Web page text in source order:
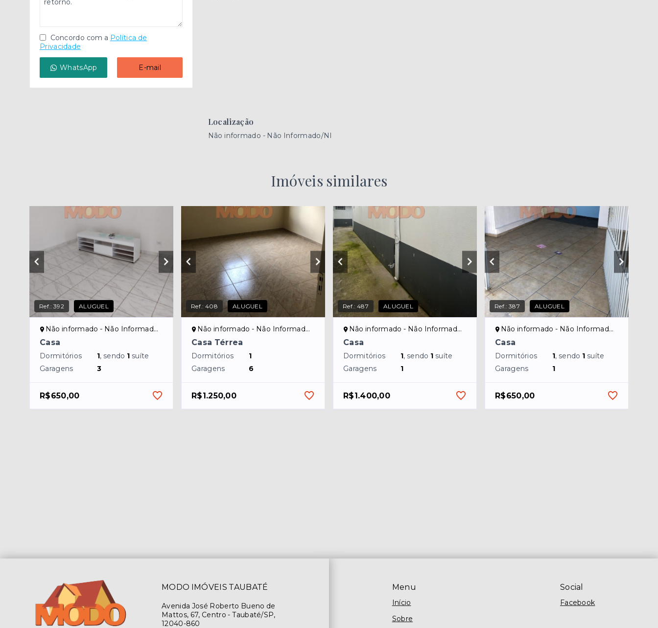
Localização
Não informado - Não Informado/NI
Concordo com a Política de
Privacidade
WhatsApp E-mail
Imóveis similares
Ref.:392 ALUGUEL
Não informado - Não Informado/NI
Casa
Dormitórios 1, sendo 1 suíte
Garagens
3
R$650,00
Ref.:408 ALUGUEL
Não informado - Não Informado/NI
Casa Térrea
Dormitórios
1
Garagens
6
R$1.250,00
Ref.:487 ALUGUEL
Não informado - Não Informado/NI
Casa
Dormitórios 1, sendo 1 suíte
Garagens
1
R$1.400,00
Ref.:387 ALUGUEL
Não informado - Não Informado/NI
Casa
Dormitórios 1, sendo 1 suíte
Garagens
1
R$650,00
Menu
Início
Sobre
Social
Facebook
MODO IMÓVEIS TAUBATÉ
Avenida José Roberto Bueno de
Mattos, 67, Centro - Taubaté/SP,
12040-860